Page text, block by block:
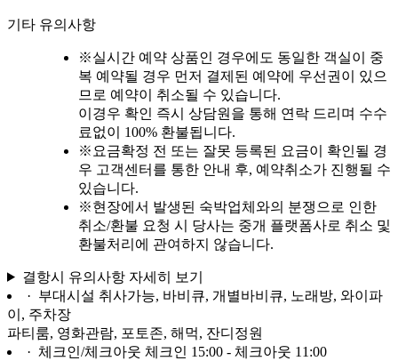
기타 유의사항
※실시간 예약 상품인 경우에도 동일한 객실이 중
복 예약될 경우 먼저 결제된 예약에 우선권이 있으
므로 예약이 취소될 수 있습니다.
이경우 확인 즉시 상담원을 통해 연락 드리며 수수
료없이 100% 환불됩니다.
※ 요금확정 전 또는 잘못 등록된 요금이 확인될 경
우 고객센터를 통한 안내 후, 예약취소가 진행될 수
있습니다.
※현장에서 발생된 숙박업체와의 분쟁으로 인한
취소/환불 요청 시 당사는 중개 플랫폼사로 취소 및
환불처리에 관여하지 않습니다.
결항시 유의사항 자세히 보기
· 부대시설 취사가능, 바비큐, 개별바비큐, 노래방, 와이파
이, 주차장
파티룸, 영화관람, 포토존, 해먹, 잔디정원
· 체크인/체크아웃 체크인 15:00 - 체크아웃 11:00